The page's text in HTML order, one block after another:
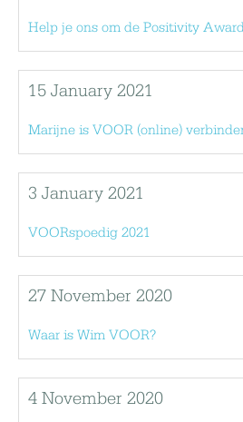
Help je ons om de Positivity
15 January 2021
Marijne is VOOR (online)
3 January 2021
VOORspoedig 2021
27 November 2020
Waar is Wim VOOR?
4 November 2020